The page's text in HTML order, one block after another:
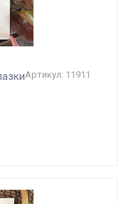
Артикул: 11911